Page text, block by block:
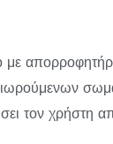
με
τον χρήστη